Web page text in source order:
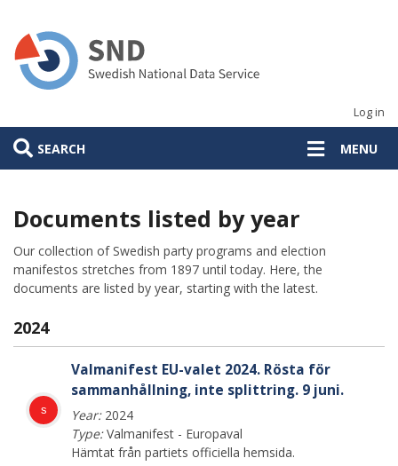
main
content
Log in
SEARCH MENU
Documents listed by year
Our collection of Swedish party programs and election
manifestos stretches from 1897 until today. Here, the
documents are listed by year, starting with the latest.
2024
s
Valmanifest EU-valet 2024. Rösta för
sammanhållning, inte splittring. 9 juni.
Year:2024
Type:Valmanifest - Europaval
Hämtat från partiets officiella hemsida.